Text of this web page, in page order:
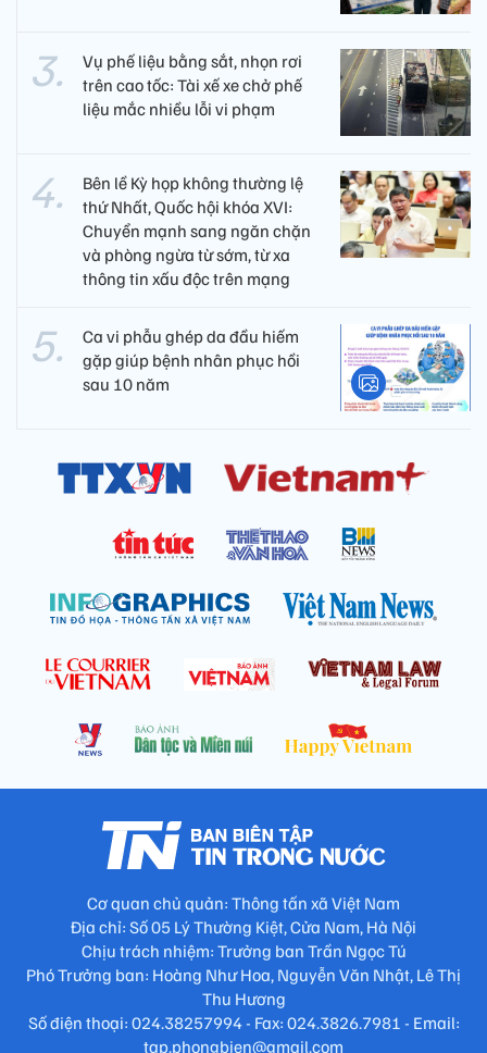
Vụ phế liệu bằng sắt, nhọn rơi
trên cao tốc: Tài xế xe chở phế
liệu mắc nhiều lỗi vi phạm
Bên lề Kỳ họp không thường lệ
thứ Nhất, Quốc hội khóa XVI:
Chuyển mạnh sang ngăn chặn
và phòng ngừa từ sớm, từ xa
thông tin xấu độc trên mạng
Ca vi phẫu ghép da đầu hiếm
gặp giúp bệnh nhân phục hồi
sau 10 năm
Cơ quan chủ quản: Thông tấn xã Việt Nam
Địa chỉ: Số 05 Lý Thường Kiệt, Cửa Nam, Hà Nội
Chịu trách nhiệm: Trưởng ban Trần Ngọc Tú
Phó Trưởng ban: Hoàng Như Hoa, Nguyễn Văn Nhật, Lê Thị
Thu Hương
Số điện thoại: 024.38257994 - Fax: 024.3826.7981 - Email:
tap.phongbien@gmail.com